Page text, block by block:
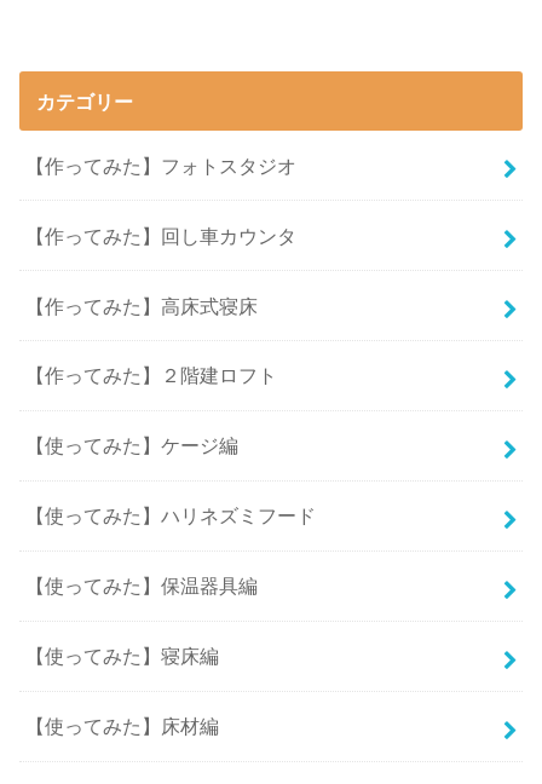
カテゴリー
【作ってみた】フォトスタジオ
【作ってみた】回し車カウンタ
【作ってみた】高床式寝床
【作ってみた】２階建ロフト
【使ってみた】ケージ編
【使ってみた】ハリネズミフード
【使ってみた】保温器具編
【使ってみた】寝床編
【使ってみた】床材編